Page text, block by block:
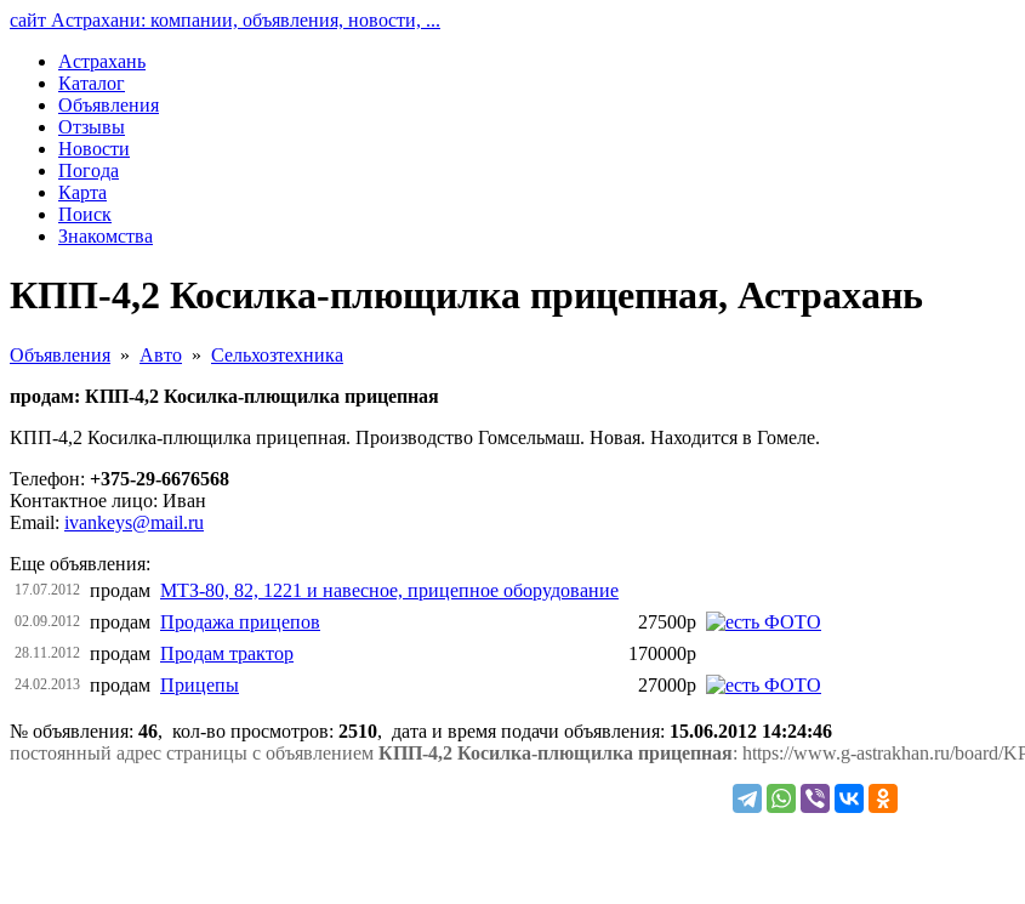
сайт Астрахани: компании, объявления, новости, ...
Астрахань
Каталог
Объявления
Отзывы
Новости
Погода
Карта
Поиск
Знакомства
КПП-4,2 Косилка-плющилка прицепная, Астрахань
Объявления » Авто » Сельхозтехника
продам: КПП-4,2 Косилка-плющилка прицепная
КПП-4,2 Косилка-плющилка прицепная. Производство Гомсельмаш. Новая. Находится в Гомеле.
Телефон: +375-29-6676568
Контактное лицо: Иван
Email: ivankeys@mail.ru
Еще объявления:
17.07.2012 продам МТЗ-80, 82, 1221 и навесное, прицепное оборудование
02.09.2012 продам Продажа прицепов 27500р
28.11.2012 продам Продам трактор 170000р
24.02.2013 продам Прицепы 27000р
№ объявления: 46, кол-во просмотров: 2510, дата и время подачи объявления: 15.06.2012 14:24:46
постоянный адрес страницы с объявлением КПП-4,2 Косилка-плющилка прицепная: https://www.g-astrakhan.ru/board/